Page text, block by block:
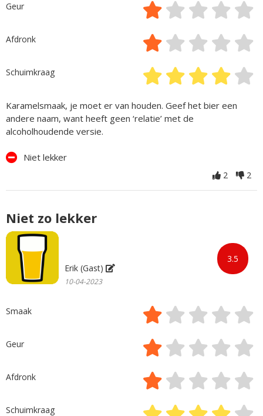
Geur
Afdronk
Schuimkraag
Karamelsmaak, je moet er van houden. Geef het bier een
andere naam, want heeft geen ‘relatie’ met de
alcoholhoudende versie.
Niet lekker
2 2
3.5
Niet zo lekker
Erik (Gast)
10-04-2023
Smaak
Geur
Afdronk
Schuimkraag